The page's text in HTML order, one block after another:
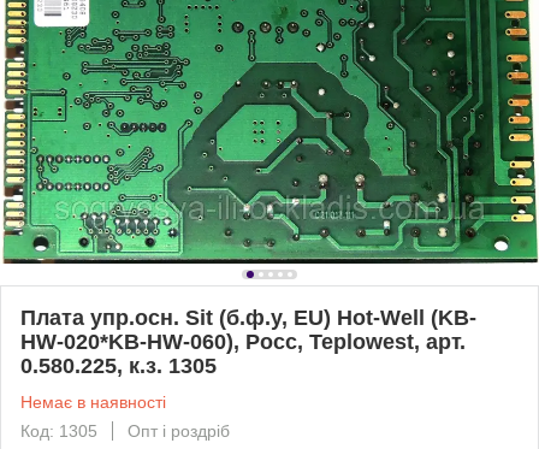
Плата упр.осн. Sit (б.ф.у, EU) Hot-Well (KB-
HW-020*KB-HW-060), Росс, Teplowest, арт.
0.580.225, к.з. 1305
Немає в наявності
Код: 1305
Опт і роздріб